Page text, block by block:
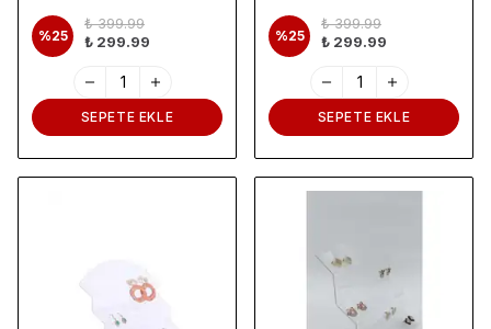
%25
₺ 399.99
₺ 299.99
SEPETE EKLE
%25
₺ 399.99
₺ 299.99
SEPETE EKLE